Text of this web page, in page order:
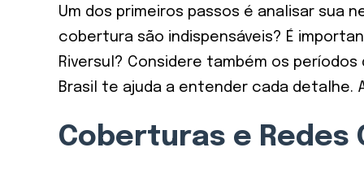
Um dos primeiros passos é analisar sua
cobertura são indispensáveis? É
Riversul? Considere também os
Brasil te ajuda a entender cada detalhe.
Coberturas e Redes